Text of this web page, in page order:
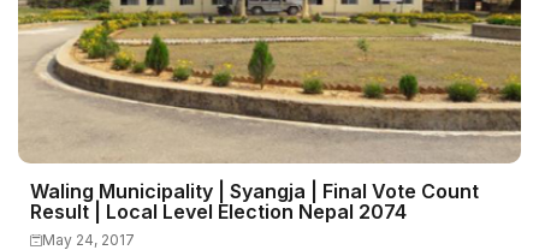
Waling Municipality | Syangja | Final Vote Count
Result | Local Level Election Nepal 2074
May 24, 2017